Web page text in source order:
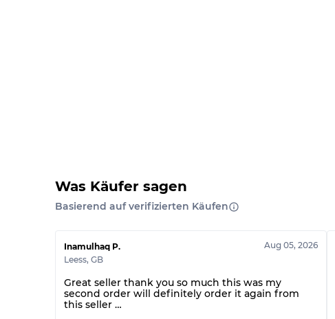
Was Käufer sagen
Basierend auf verifizierten Käufen
Inamulhaq P.
Leess, GB
Aug 05, 2026
Great seller thank you so much this was my
second order will definitely order it again from
this seller